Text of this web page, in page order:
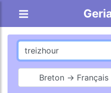
Breton → Français